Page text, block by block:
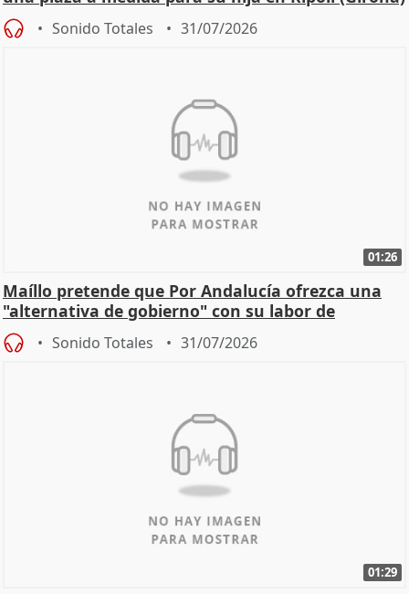
Sonido Totales 31/07/2026
01:26
Maíllo pretende que Por Andalucía ofrezca una
"alternativa de gobierno" con su labor de
oposición
Sonido Totales 31/07/2026
01:29